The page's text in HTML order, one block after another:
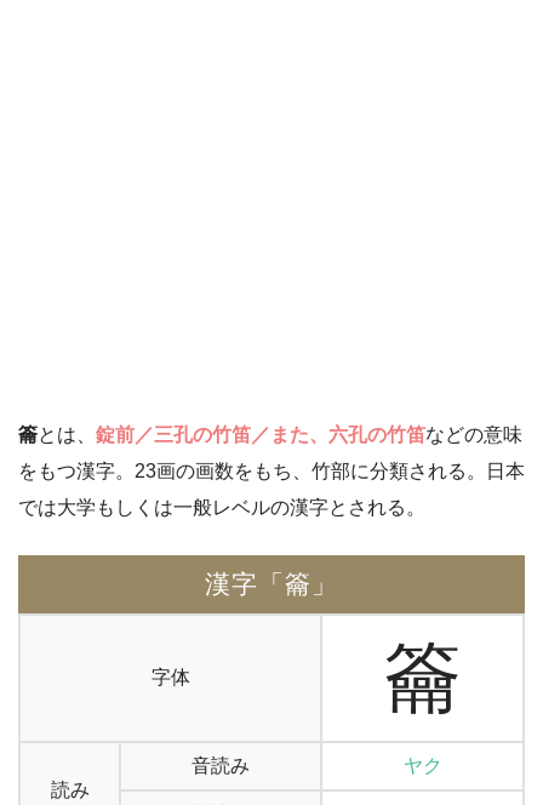
籥とは、 錠前／三孔の竹笛／また、六孔の竹笛などの意味
をもつ漢字。23画の画数をもち、竹部に分類される。日本
では大学もしくは一般レベルの漢字とされる。
漢字「籥」
字体 籥
読み
音読み ヤク